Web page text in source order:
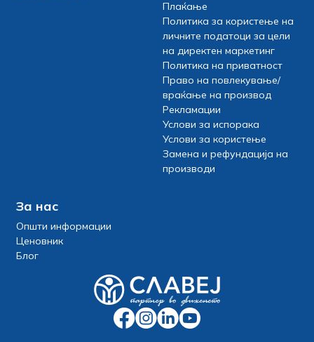
Плаќање
Политика за користење на
личните податоци за цели
на директен маркетинг
Политика на приватност
Право на повлекување/
враќање на производ
Рекламации
Услови за испорака
Услови за користење
Замена и рефундација на
производи
За нас
Општи информации
Ценовник
Блог